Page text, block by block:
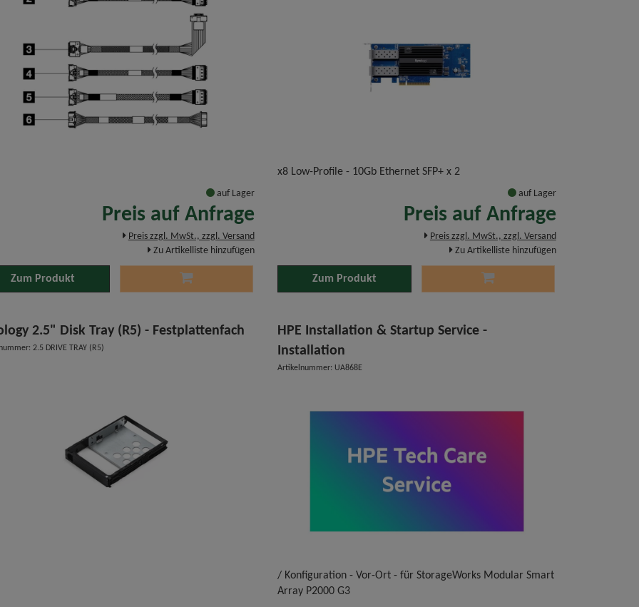
auf Lager
Preis auf Anfrage
Preis zzgl. MwSt., zzgl. Versand
Zu Artikelliste hinzufügen
Zum Produkt
x8 Low-Profile - 10Gb Ethernet SFP+ x 2
auf Lager
Preis auf Anfrage
Preis zzgl. MwSt., zzgl. Versand
Zu Artikelliste hinzufügen
Zum Produkt
2.5" Disk Tray (R5) - Festplattenfach
2.5 DRIVE TRAY (R5)
HPE Installation & Startup Service -
Installation
Artikelnummer: UA868E
/ Konfiguration - Vor-Ort - für StorageWorks Modular Smart
Array P2000 G3